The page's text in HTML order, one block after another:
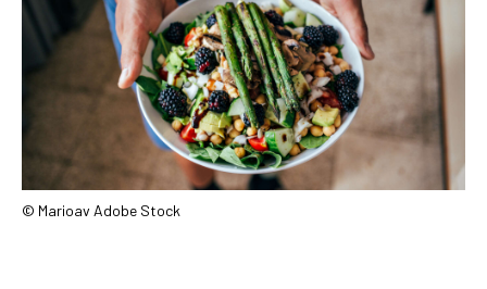
© Marioav Adobe Stock